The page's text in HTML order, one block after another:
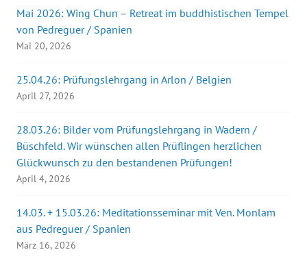
Mai 2026: Wing Chun – Retreat im buddhistischen Tempel
von Pedreguer / Spanien
Mai 20, 2026
25.04.26: Prüfungslehrgang in Arlon / Belgien
April 27, 2026
28.03.26: Bilder vom Prüfungslehrgang in Wadern /
Büschfeld. Wir wünschen allen Prüflingen herzlichen
Glückwunsch zu den bestandenen Prüfungen!
April 4, 2026
14.03. + 15.03.26: Meditationsseminar mit Ven. Monlam
aus Pedreguer / Spanien
März 16, 2026